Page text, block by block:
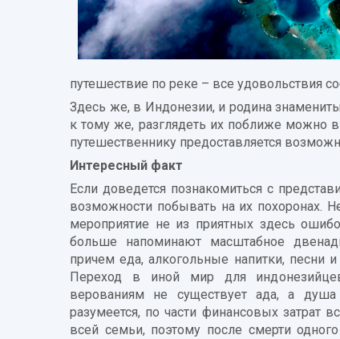
путешествие по реке – все удовольствия
Здесь же, в Индонезии, и родина
к тому же, разглядеть их поближе можно
путешественнику предоставляется
Интересный факт
Если доведется познакомиться с
возможности побывать на их похоронах.
мероприятие не из приятных здесь
больше напоминают масштабное
причем еда, алкогольные напитки, песни
Переход в иной мир для
верованиям не существует ада, а
разумеется, по части финансовых затрат
всей семьи, поэтому после смерти